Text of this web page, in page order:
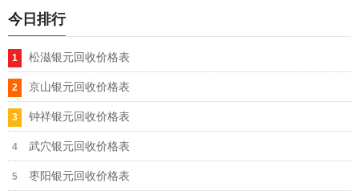
今日排行
松滋银元回收价格表
京山银元回收价格表
钟祥银元回收价格表
武穴银元回收价格表
枣阳银元回收价格表